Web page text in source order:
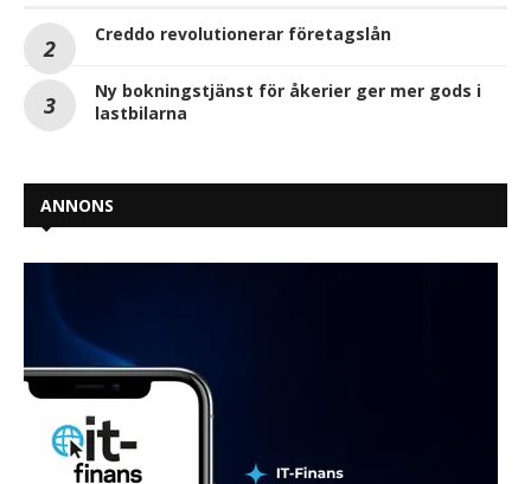
Creddo revolutionerar företagslån
Ny bokningstjänst för åkerier ger mer gods i
lastbilarna
ANNONS